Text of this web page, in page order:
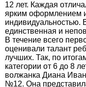
12 лет. Каждая
ярким оформлением
единственная и
В течение всего
оценивали талант
лучших. Так, по
категории от 6 до 8
волжанка Диана
№12. Она